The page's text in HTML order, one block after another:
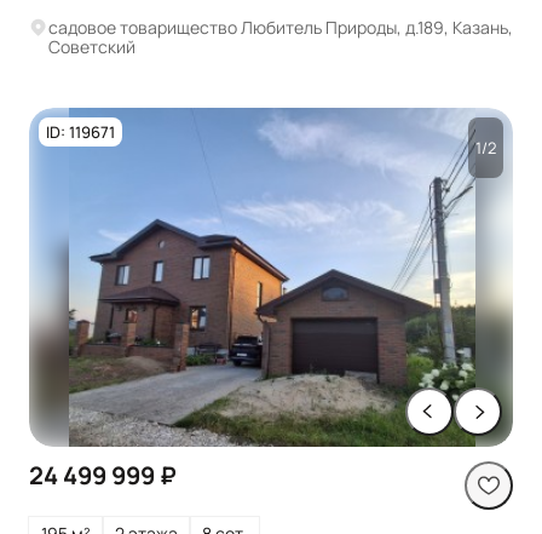
садовое товарищество Любитель Природы, д.189, Казань,
Советский
ID: 119671
1/2
24 499 999 ₽